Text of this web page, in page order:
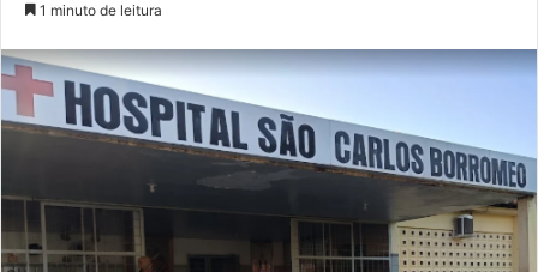
1 minuto de leitura